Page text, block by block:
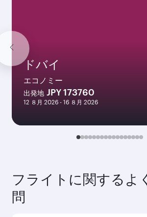
ドバイ
エコノミー
出発地 JPY 173760
12 ８月 2026 - 16 ８月 2026
フライトに関するよ
問